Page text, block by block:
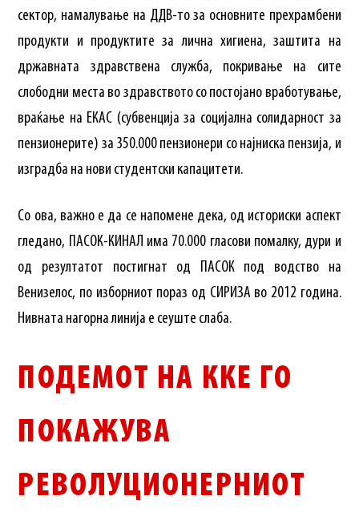
сектор, намалување на ДДВ-то за основните прехрамбени
продукти и продуктите за лична хигиена, заштита на
државната здравствена служба, покривање на сите
слободни места во здравството со постојано вработување,
враќање на ЕКАС (субвенција за социјална солидарност за
пензионерите) за 350.000 пензионери со најниска пензија, и
изградба на нови студентски капацитети.
Со ова, важно е да се напомене дека, од историски аспект
гледано, ПАСОК-КИНАЛ има 70.000 гласови помалку, дури и
од резултатот постигнат од ПАСОК под водство на
Венизелос, по изборниот пораз од СИРИЗА во 2012 година.
Нивната нагорна линија е сеуште слаба.
ПОДЕМОТ НА ККЕ ГО
ПОКАЖУВА
РЕВОЛУЦИОНЕРНИОТ